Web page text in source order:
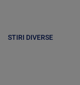
STIRI DIVERSE